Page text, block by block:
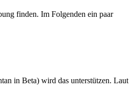
finden. Im Folgenden ein paar
in Beta) wird das unterstützen. Laut